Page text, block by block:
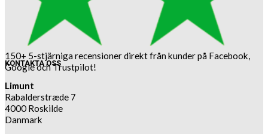
150+ 5-stjärniga recensioner direkt från kunder på Facebook,
Google och Trustpilot!
KONTAKTA OSS
Limunt
Rabalderstræde 7
4000 Roskilde
Danmark